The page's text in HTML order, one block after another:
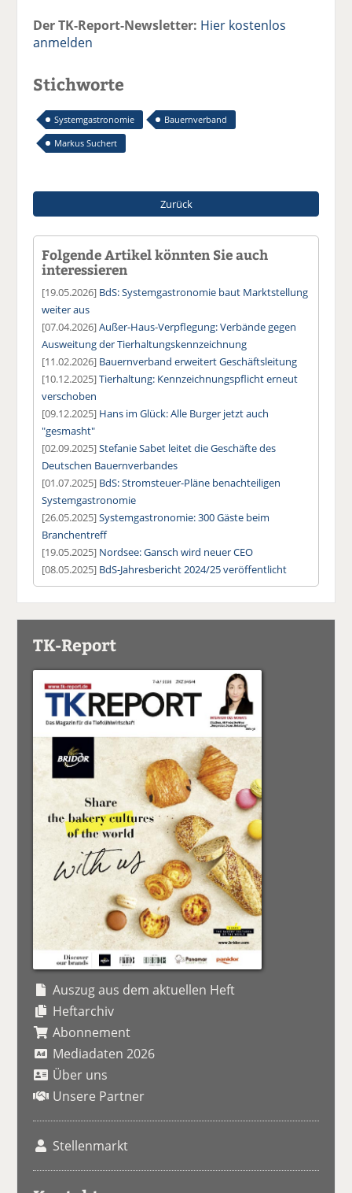
Der TK-Report-Newsletter: Hier kostenlos
anmelden
Stichworte
Systemgastronomie
Bauernverband
Markus Suchert
Zurück
Folgende Artikel könnten Sie auch
interessieren
[19.05.2026] BdS: Systemgastronomie baut Marktstellung
weiter aus
[07.04.2026]Außer-Haus-Verpflegung: Verbände gegen
Ausweitung der Tierhaltungskennzeichnung
[11.02.2026] Bauernverband erweitert Geschäftsleitung
[10.12.2025]Tierhaltung: Kennzeichnungspflicht erneut
verschoben
[09.12.2025] Hans im Glück: Alle Burger jetzt auch
"gesmasht"
[02.09.2025]Stefanie Sabet leitet die Geschäfte des
Deutschen Bauernverbandes
[01.07.2025] BdS: Stromsteuer-Pläne benachteiligen
Systemgastronomie
[26.05.2025]Systemgastronomie: 300 Gäste beim
Branchentreff
[19.05.2025] Nordsee: Gansch wird neuer CEO
[08.05.2025] BdS-Jahresbericht 2024/25 veröffentlicht
TK-Report
Auszug aus dem aktuellen Heft
Heftarchiv
Abonnement
Mediadaten 2026
Über uns
Unsere Partner
Stellenmarkt